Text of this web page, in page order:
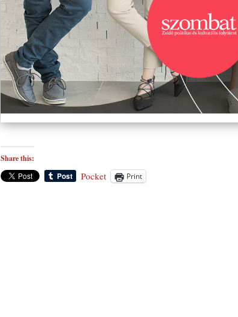
Share this:
Pocket Print